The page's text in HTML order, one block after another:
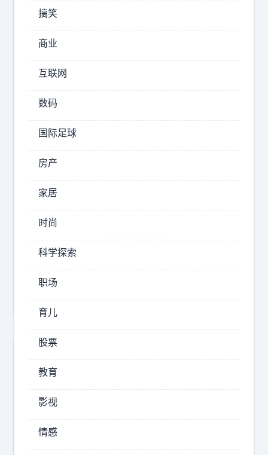
涯
并
携
眷
回
到
故
里
，
2026-
08-
09
12:36
史
太
郎
呀
搞笑
商业
互联网
数码
国际足球
房产
家居
时尚
科学探索
职场
育儿
股票
教育
影视
情感